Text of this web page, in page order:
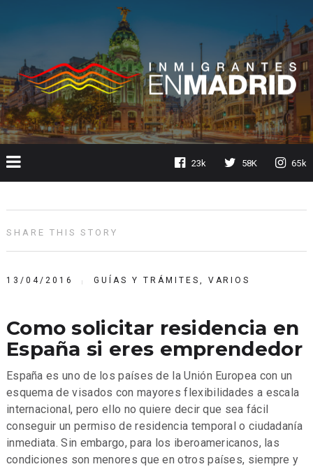
23k 58K 65k
SHARE THIS STORY
13/04/2016 GUÍAS Y TRÁMITES , VARIOS
Como solicitar residencia en
España si eres emprendedor
España es uno de los países de la Unión Europea con un
esquema de visados con mayores flexibilidades a escala
internacional, pero ello no quiere decir que sea fácil
conseguir un permiso de residencia temporal o ciudadanía
inmediata. Sin embargo, para los iberoamericanos, las
condiciones son menores que en otros países, siempre y